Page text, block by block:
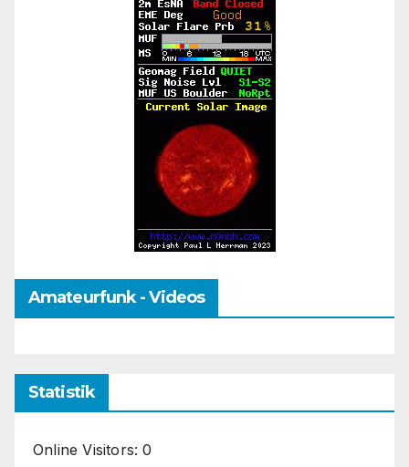
Amateurfunk - Videos
Statistik
Online Visitors:0